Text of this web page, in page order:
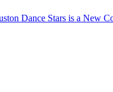
Dance Stars is a New